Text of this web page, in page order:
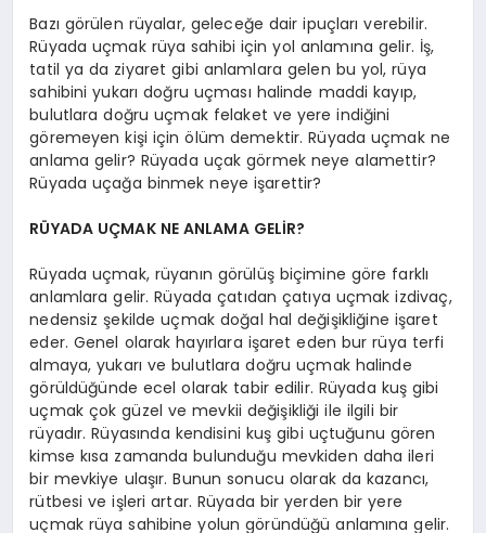
Bazı görülen rüyalar, geleceğe dair ipuçları verebilir.
Rüyada uçmak rüya sahibi için yol anlamına gelir. İş,
tatil ya da ziyaret gibi anlamlara gelen bu yol, rüya
sahibini yukarı doğru uçması halinde maddi kayıp,
bulutlara doğru uçmak felaket ve yere indiğini
göremeyen kişi için ölüm demektir. Rüyada uçmak ne
anlama gelir? Rüyada uçak görmek neye alamettir?
Rüyada uçağa binmek neye işarettir?
RÜYADA UÇMAK NE ANLAMA GELİR?
Rüyada uçmak, rüyanın görülüş biçimine göre farklı
anlamlara gelir. Rüyada çatıdan çatıya uçmak izdivaç,
nedensiz şekilde uçmak doğal hal değişikliğine işaret
eder. Genel olarak hayırlara işaret eden bur rüya terfi
almaya, yukarı ve bulutlara doğru uçmak halinde
görüldüğünde ecel olarak tabir edilir. Rüyada kuş gibi
uçmak çok güzel ve mevkii değişikliği ile ilgili bir
rüyadır. Rüyasında kendisini kuş gibi uçtuğunu gören
kimse kısa zamanda bulunduğu mevkiden daha ileri
bir mevkiye ulaşır. Bunun sonucu olarak da kazancı,
rütbesi ve işleri artar. Rüyada bir yerden bir yere
uçmak rüya sahibine yolun göründüğü anlamına gelir.